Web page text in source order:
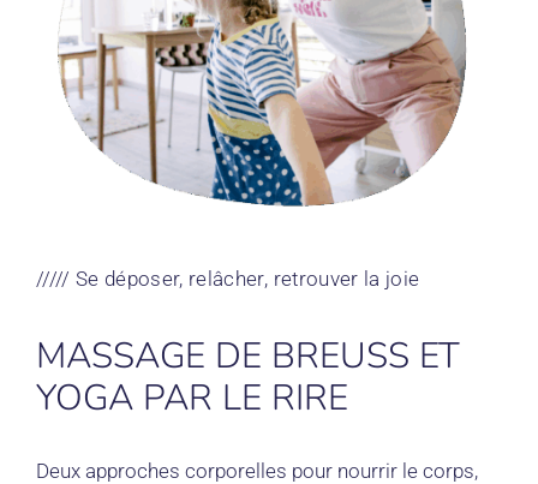
///// Se déposer, relâcher, retrouver la joie
MASSAGE DE BREUSS ET
YOGA PAR LE RIRE
Deux approches corporelles pour nourrir le corps,